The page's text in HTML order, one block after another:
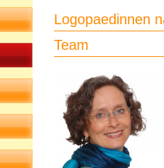
Logopaedinnen
Team